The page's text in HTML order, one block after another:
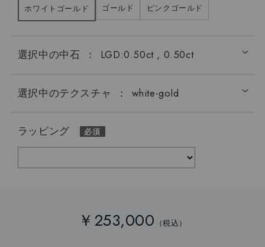
ホワイトゴールド ゴールド ピンクゴールド
選択中の中石 ： LGD:0.50ct , 0.50ct
選択中のテクスチャ ： white-gold
ラッピング
￥253,000